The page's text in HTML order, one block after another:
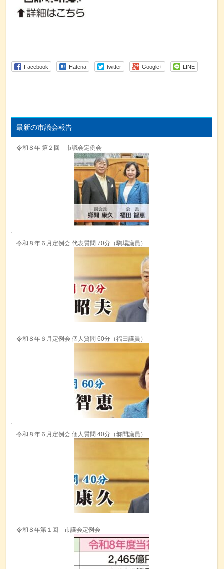
Facebook Hatena twitter Google+ LINE
最新の市議会報告
令和８年 第２回 市議会定例会
令和８年６月定例会 代表質問 70分（駒場議員）
令和８年６月定例会 個人質問 60分（福田議員）
令和８年６月定例会 個人質問 40分（郷間議員）
令和８年第１回 市議会定例会